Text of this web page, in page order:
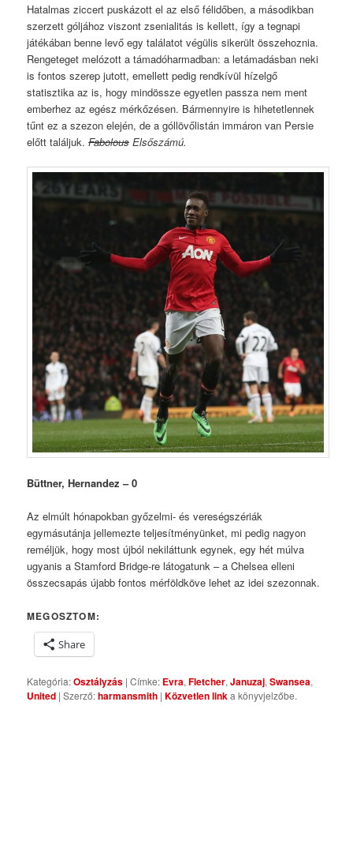
Hatalmas ziccert puskázott el az első félidőben, a másodikban
szerzett góljához viszont zsenialitás is kellett, így a tegnapi
játékában benne levő egy találatot végülis sikerült összehoznia.
Rengeteget melózott a támadóharmadban: a letámadásban neki
is fontos szerep jutott, emellett pedig rendkívül hízelgő
statisztika az is, hogy mindössze egyetlen passza nem ment
emberhez az egész mérkőzésen. Bármennyire is hihetetlennek
tűnt ez a szezon elején, de a góllövőlistán immáron van Persie
előtt találjuk.Fabolous Elsőszámú.
Büttner, Hernandez – 0
Az elmúlt hónapokban győzelmi- és vereségszériák
egymásutánja jellemezte teljesítményünket, mi pedig nagyon
reméljük, hogy most újból nekiláttunk egynek, egy hét múlva
ugyanis a Stamford Bridge-re látogatunk – a Chelsea elleni
összecsapás újabb fontos mérföldköve lehet az idei szezonnak.
MEGOSZTOM:
Share
Kategória:Osztályzás | Címke: Evra,Fletcher,Januzaj,Swansea,
United | Szerző:harmansmith |Közvetlen linka könyvjelzőbe.